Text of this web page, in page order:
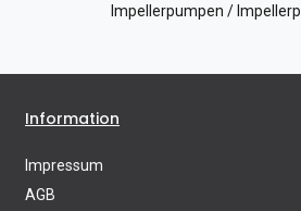
Impellerpumpen /
Information
Impressum
AGB